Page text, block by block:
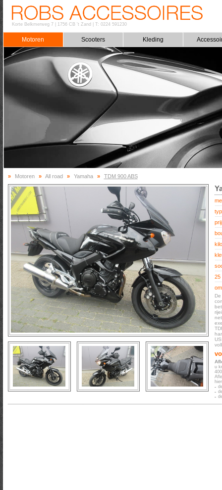
Korte Belkmerweg 7| 1756 CB 't Zand T: 0224 591230
Motoren Scooters Kleding
» Motoren » All road » Yamaha » TDM 900 ABS
25
u